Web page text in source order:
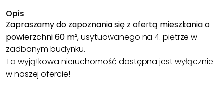
Opis
Zapraszamy do zapoznania się z ofertą mieszkania o
powierzchni 60 m², usytuowanego na 4. piętrze w
zadbanym budynku.
Ta wyjątkowa nieruchomość dostępna jest wyłącznie
w naszej ofercie!